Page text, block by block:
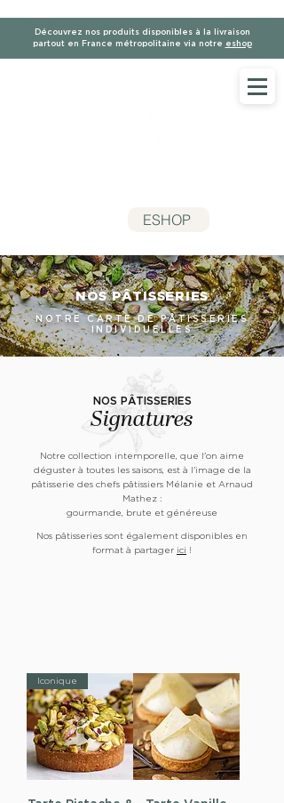
Découvrez nos produits disponibles à la livraison
partout en France métropolitaine via notre eshop
ESHOP
NOS PÂTISSERIES
NOTRE CARTE DE PÂTISSERIES
INDIVIDUELLES
NOS PÂTISSERIES
Notre collection intemporelle, que l'on aime
déguster à toutes les saisons, est à l'image de la
pâtisserie des chefs pâtissiers Mélanie et Arnaud
Mathez :
gourmande, brute et généreuse
Signatures
Nos pâtisseries sont également disponibles en
format à partager ici !
Iconique